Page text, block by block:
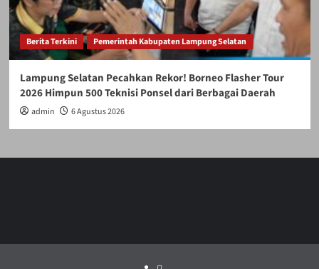
Berita Terkini Pemerintah Kabupaten Lampung Selatan
Lampung Selatan Pecahkan Rekor! Borneo Flasher Tour
2026 Himpun 500 Teknisi Ponsel dari Berbagai Daerah
admin 6 Agustus 2026
Politik